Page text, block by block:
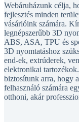
Webáruházunk célja,
fejlesztés minden
vásárlóink számára.
legnépszerűbb 3D
ABS, ASA, TPU és
3D nyomtatáshoz
end-ek, extrúderek,
elektronikai
biztosítunk arra, hogy
felhasználó számára
otthoni, akár